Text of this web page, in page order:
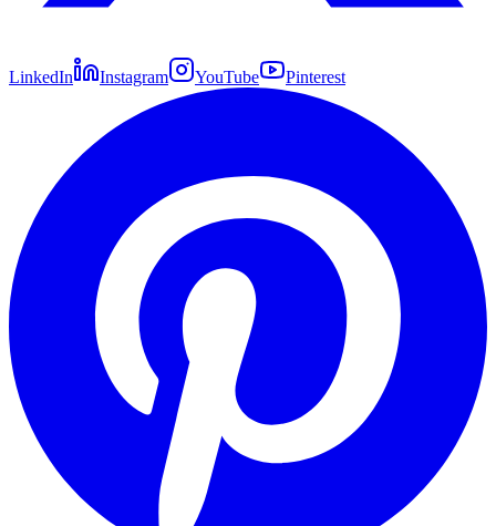
LinkedIn Instagram YouTube Pinterest